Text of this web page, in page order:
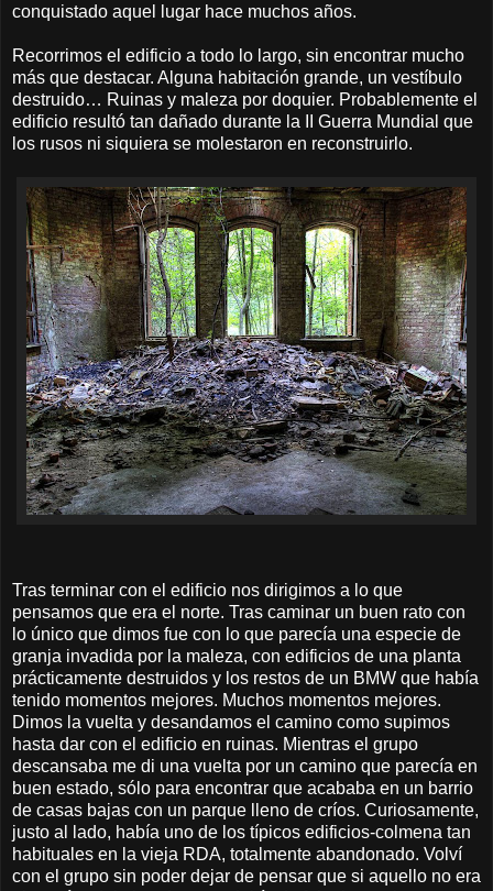
conquistado aquel lugar hace muchos años.
Recorrimos el edificio a todo lo largo, sin encontrar mucho
más que destacar. Alguna habitación grande, un vestíbulo
destruido… Ruinas y maleza por doquier. Probablemente el
edificio resultó tan dañado durante la II Guerra Mundial que
los rusos ni siquiera se molestaron en reconstruirlo.
Tras terminar con el edificio nos dirigimos a lo que
pensamos que era el norte. Tras caminar un buen rato con
lo único que dimos fue con lo que parecía una especie de
granja invadida por la maleza, con edificios de una planta
prácticamente destruidos y los restos de un BMW que había
tenido momentos mejores. Muchos momentos mejores.
Dimos la vuelta y desandamos el camino como supimos
hasta dar con el edificio en ruinas. Mientras el grupo
descansaba me di una vuelta por un camino que parecía en
buen estado, sólo para encontrar que acababa en un barrio
de casas bajas con un parque lleno de críos. Curiosamente,
justo al lado, había uno de los típicos edificios-colmena tan
habituales en la vieja RDA, totalmente abandonado. Volví
con el grupo sin poder dejar de pensar que si aquello no era